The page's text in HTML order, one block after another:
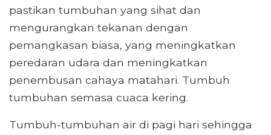
pastikan tumbuhan yang sihat dan
mengurangkan tekanan dengan
pemangkasan biasa, yang meningkatkan
peredaran udara dan meningkatkan
penembusan cahaya matahari. Tumbuh
tumbuhan semasa cuaca kering.
Tumbuh-tumbuhan air di pagi hari sehingga